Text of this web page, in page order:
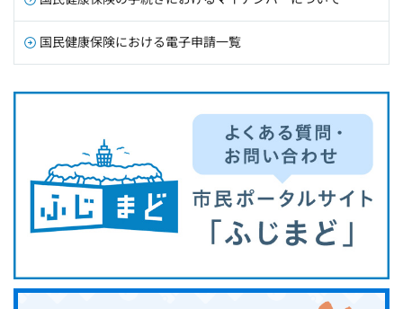
国民健康保険における電子申請一覧